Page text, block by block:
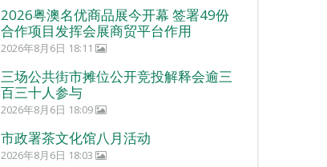
2026粤澳名优商品展今开幕 签署49份
合作项目发挥会展商贸平台作用
2026年8月6日 18:11
三场公共街市摊位公开竞投解释会逾三
百三十人参与
2026年8月6日 18:09
市政署茶文化馆八月活动
2026年8月6日 18:03